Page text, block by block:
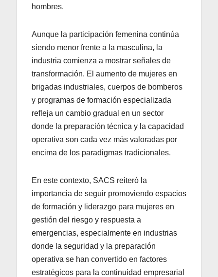
hombres.
Aunque la participación femenina continúa
siendo menor frente a la masculina, la
industria comienza a mostrar señales de
transformación. El aumento de mujeres en
brigadas industriales, cuerpos de bomberos
y programas de formación especializada
refleja un cambio gradual en un sector
donde la preparación técnica y la capacidad
operativa son cada vez más valoradas por
encima de los paradigmas tradicionales.
En este contexto, SACS reiteró la
importancia de seguir promoviendo espacios
de formación y liderazgo para mujeres en
gestión del riesgo y respuesta a
emergencias, especialmente en industrias
donde la seguridad y la preparación
operativa se han convertido en factores
estratégicos para la continuidad empresarial